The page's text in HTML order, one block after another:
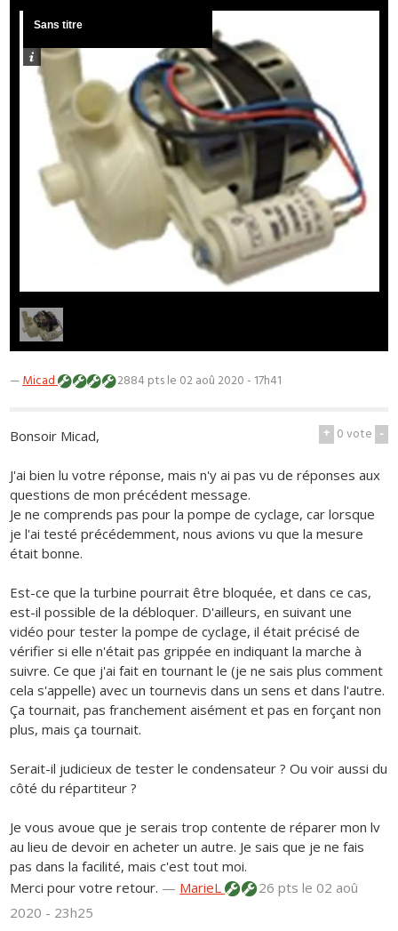
Sans titre
—Micad 2884 ptsle 02 aoû 2020 - 17h41
+ 0vote -
Bonsoir Micad,
J'ai bien lu votre réponse, mais n'y ai pas vu de réponses aux
questions de mon précédent message.
Je ne comprends pas pour la pompe de cyclage, car lorsque
je l'ai testé précédemment, nous avions vu que la mesure
était bonne.
Est-ce que la turbine pourrait être bloquée, et dans ce cas,
est-il possible de la débloquer. D'ailleurs, en suivant une
vidéo pour tester la pompe de cyclage, il était précisé de
vérifier si elle n'était pas grippée en indiquant la marche à
suivre. Ce que j'ai fait en tournant le (je ne sais plus comment
cela s'appelle) avec un tournevis dans un sens et dans l'autre.
Ça tournait, pas franchement aisément et pas en forçant non
plus, mais ça tournait.
Serait-il judicieux de tester le condensateur ? Ou voir aussi du
côté du répartiteur ?
Je vous avoue que je serais trop contente de réparer mon lv
au lieu de devoir en acheter un autre. Je sais que je ne fais
pas dans la facilité, mais c'est tout moi.
Merci pour votre retour. — MarieL 26 ptsle 02 aoû
2020 - 23h25